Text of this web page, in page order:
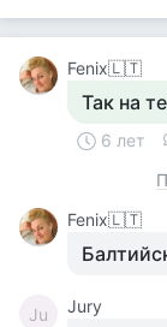
Fenix🇱🇹
Так на
6 лет
Fenix🇱🇹
Ju Jury